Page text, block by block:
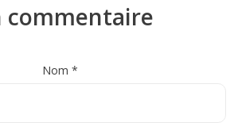
commentaire
Nom *